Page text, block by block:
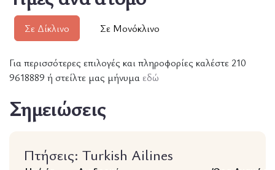
Σε Δίκλινο Σε Μονόκλινο
Για περισσότερες επιλογές και πληροφορίες καλέστε 210
9618889 ή στείλτε μας μήνυμα εδώ
Σημειώσεις
Πτήσεις: Turkish Ailines